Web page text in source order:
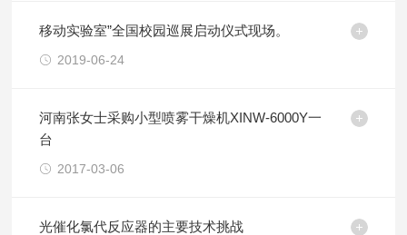
移动实验室”全国校园巡展启动仪式现场。
2019-06-24
河南张女士采购小型喷雾干燥机XINW-6000Y一
台
2017-03-06
光催化氯代反应器的主要技术挑战